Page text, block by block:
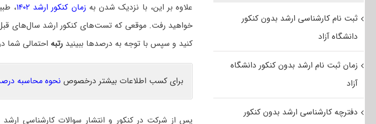
علاوه بر این، با نزدیک شدن به زمان کنکور ارشد ۱۴۰۲
،
خواهید رفت. موقعی که تست‌های کنکور ارشد سال‌های قبل
کنید و سپس با توجه به درصدها ببینید رتبه احتمالی شما
برای کسب اطلاعات بیشتر درخصوص نحوه محاسبه
پس از شرکت در کنکور و انتشار سوالات کارشناسی ارشد
ثبت نام کارشناسی ارشد بدون کنکور
دانشگاه آزاد
زمان ثبت نام ارشد بدون کنکور دانشگاه
آزاد
دفترچه کارشناسی ارشد بدون کنکور